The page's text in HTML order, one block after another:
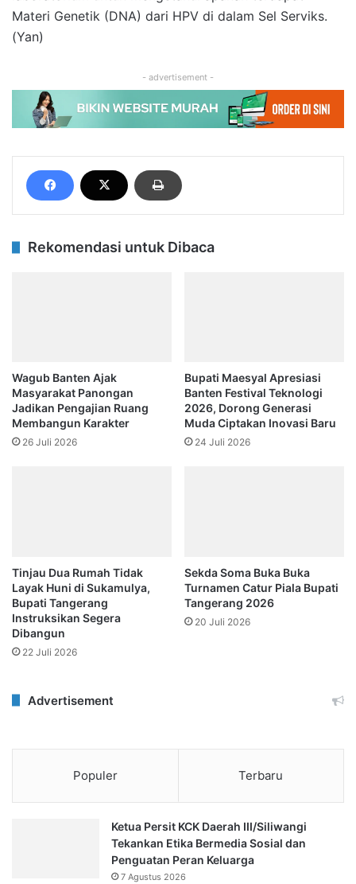
Materi Genetik (DNA) dari HPV di dalam Sel Serviks.
(Yan)
- advertisement -
Rekomendasi untuk Dibaca
Wagub Banten Ajak
Masyarakat Panongan
Jadikan Pengajian Ruang
Membangun Karakter
26 Juli 2026
Bupati Maesyal Apresiasi
Banten Festival Teknologi
2026, Dorong Generasi
Muda Ciptakan Inovasi Baru
24 Juli 2026
Tinjau Dua Rumah Tidak
Layak Huni di Sukamulya,
Bupati Tangerang
Instruksikan Segera
Dibangun
22 Juli 2026
Sekda Soma Buka Buka
Turnamen Catur Piala Bupati
Tangerang 2026
20 Juli 2026
Advertisement
Populer Terbaru
Ketua Persit KCK Daerah III/Siliwangi
Tekankan Etika Bermedia Sosial dan
Penguatan Peran Keluarga
7 Agustus 2026